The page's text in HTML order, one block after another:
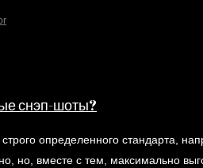
снэп-шоты?
определенного стандарта,
но, вместе с тем, максимально